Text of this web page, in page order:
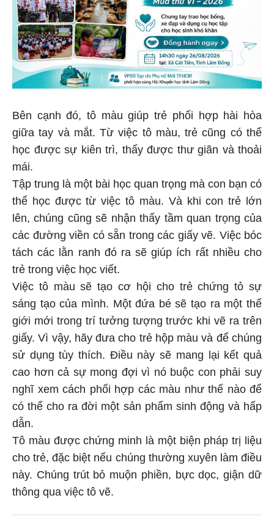
Bên cạnh đó, tô màu giúp trẻ phối hợp hài hòa
giữa tay và mắt. Từ việc tô màu, trẻ cũng có thể
học được sự kiên trì, thấy được thư giãn và thoải
mái.
Tập trung là một bài học quan trọng mà con bạn có
thể học được từ việc tô màu. Và khi con trẻ lớn
lên, chúng cũng sẽ nhận thấy tầm quan trọng của
các đường viền có sẵn trong các giấy vẽ. Việc bóc
tách các lằn ranh đó ra sẽ giúp ích rất nhiều cho
trẻ trong việc học viết.
Việc tô màu sẽ tạo cơ hội cho trẻ chứng tỏ sự
sáng tạo của mình. Một đứa bé sẽ tạo ra một thế
giới mới trong trí tưởng tượng trước khi vẽ ra trên
giấy. Vì vậy, hãy đưa cho trẻ hộp màu và để chúng
sử dụng tùy thích. Điều này sẽ mang lại kết quả
cao hơn cả sự mong đợi vì nó buộc con phải suy
nghĩ xem cách phối hợp các màu như thế nào để
có thể cho ra đời một sản phẩm sinh động và hấp
dẫn.
Tô màu được chứng minh là một biện pháp trị liệu
cho trẻ, đặc biệt nếu chúng thường xuyên làm điều
này. Chúng trút bỏ muộn phiền, bực dọc, giận dữ
thông qua việc tô vẽ.